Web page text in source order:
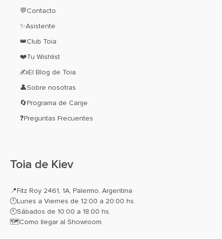
💬Contacto
✨Asistente
👑Club Toia
❤️Tu Wishlist
✍El Blog de Toia
👤Sobre nosotras
🔄Programa de Canje
❓Preguntas Frecuentes
Toia de Kiev
📍Fitz Roy 2461, 1A, Palermo, Argentina
🕛Lunes a Viernes de 12:00 a 20:00 hs.
🕙Sábados de 10:00 a 18:00 hs.
🗺️Como llegar al Showroom